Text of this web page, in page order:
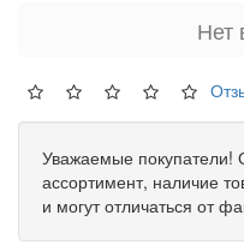
Нет
Уважаемые
ассортимент, наличие
и могут отличаться от